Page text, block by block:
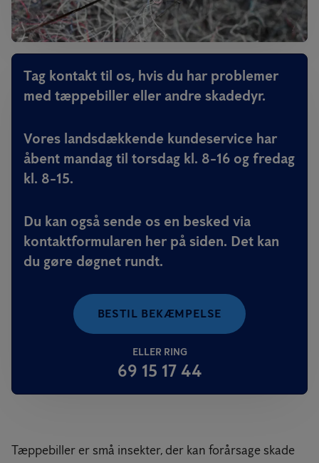
Tag kontakt til os, hvis du har problemer
med tæppebiller eller andre skadedyr.
Vores landsdækkende kundeservice har
åbent mandag til torsdag kl. 8-16 og fredag
kl. 8-15.
Du kan også sende os en besked via
kontaktformularen her på siden. Det kan
du gøre døgnet rundt.
BESTIL BEKÆMPELSE
ELLER RING
69 15 17 44
Tæppebiller er små insekter, der kan forårsage skade